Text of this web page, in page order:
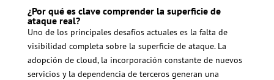
¿Por qué es clave comprender la superficie de
ataque real?
Uno de los principales desafíos actuales es la falta de
visibilidad completa sobre la superficie de ataque. La
adopción de cloud, la incorporación constante de nuevos
servicios y la dependencia de terceros generan una